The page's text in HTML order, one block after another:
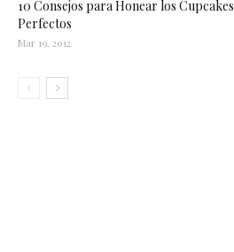
10 Consejos para Honear los Cupcakes
Perfectos
Mar 19, 2012